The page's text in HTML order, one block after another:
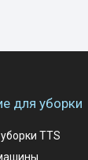
для уборки
TTS